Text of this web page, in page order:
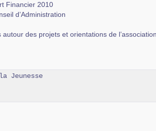
Financier 2010
d’Administration
des projets et orientations de l’association
Jeunesse